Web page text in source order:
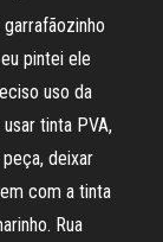
pintei ele
uso da
tinta PVA,
deixar
com a tinta
Rua